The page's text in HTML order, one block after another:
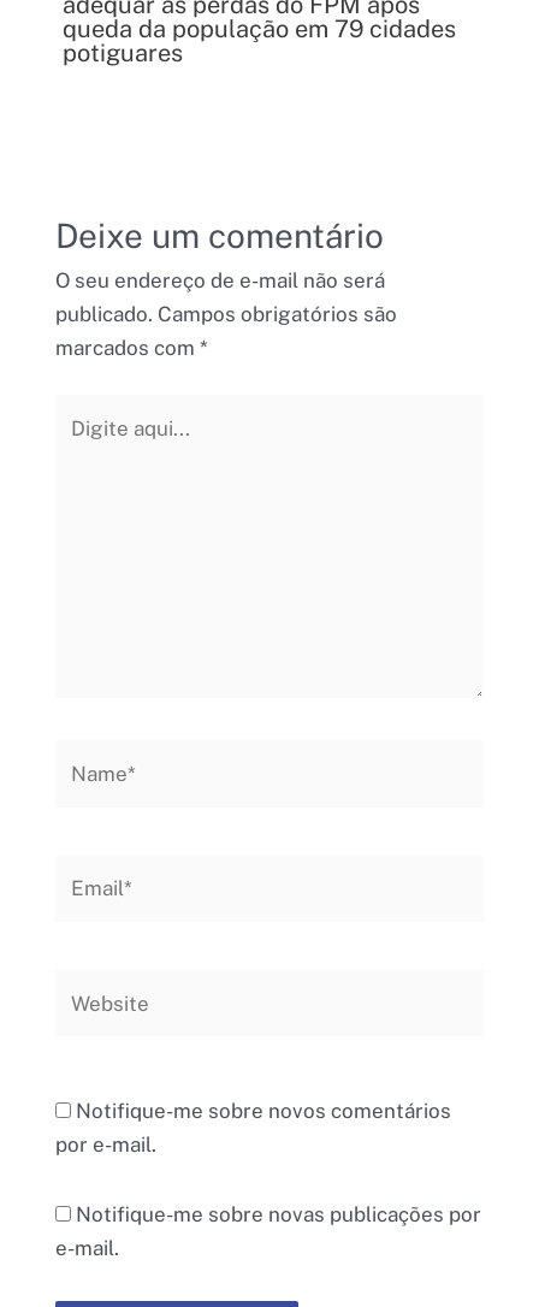
queda da população em 79 cidades
potiguares
Deixe um comentário
O seu endereço de e-mail não será
publicado. Campos obrigatórios são
marcados com *
aqui...
Notifique-me sobre novos comentários
por e-mail.
Notifique-me sobre novas publicações por
e-mail.